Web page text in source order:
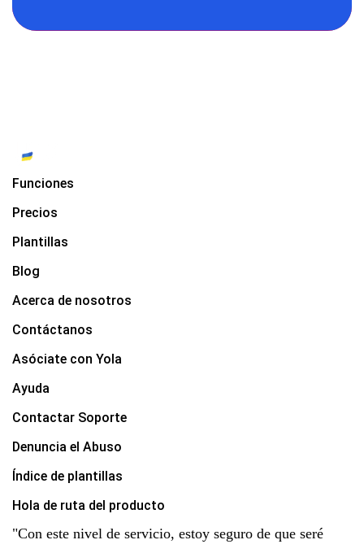
Funciones
Precios
Plantillas
Blog
Acerca de nosotros
Contáctanos
Asóciate con Yola
Ayuda
Contactar Soporte
Denuncia el Abuso
Índice de plantillas
Hola de ruta del producto
"Con este nivel de servicio, estoy seguro de que seré